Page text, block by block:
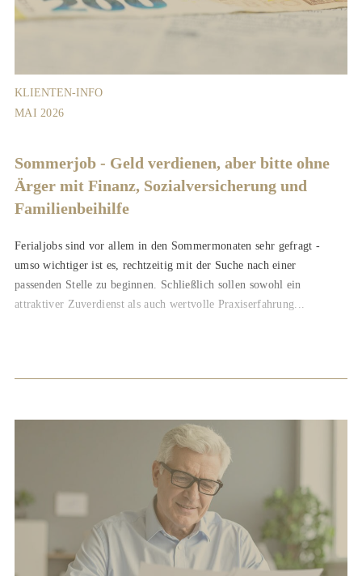
KLIENTEN-INFO
MAI 2026
Sommerjob - Geld verdienen, aber bitte ohne
Ärger mit Finanz, Sozialversicherung und
Familienbeihilfe
Ferialjobs sind vor allem in den Sommermonaten sehr gefragt -
umso wichtiger ist es, rechtzeitig mit der Suche nach einer
passenden Stelle zu beginnen. Schließlich sollen sowohl ein
attraktiver Zuverdienst als auch wertvolle Praxiserfahrung...